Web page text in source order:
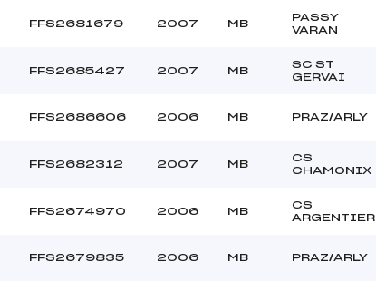
FFS2681679 2007 MB
PASSY
VARAN
FFS2685427 2007 MB
SC ST
GERVAI
FFS2686606 2006 MB PRAZ/ARLY
FFS2682312 2007 MB
CS
CHAMONIX
FFS2674970 2006 MB
CS
ARGENTIER
FFS2679835 2006 MB PRAZ/ARLY